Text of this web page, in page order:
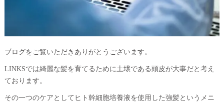
ブログをご覧いただきありがとうございます。
LINKSでは綺麗な髪を育てるために土壌である頭皮が大事だと考え
ております。
その一つのケアとしてヒト幹細胞培養液を使用した強髪というメニ